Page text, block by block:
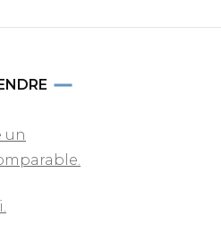
un